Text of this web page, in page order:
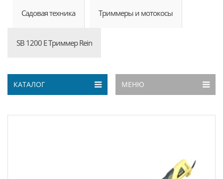
Садовая техника Триммеры и мотокосы
SB 1200 E Триммер Rein
КАТАЛОГ МЕНЮ